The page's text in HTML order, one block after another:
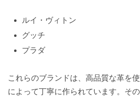
ルイ・ヴィトン
グッチ
プラダ
これらのブランドは、高品質な革を
によって丁寧に作られています。そ